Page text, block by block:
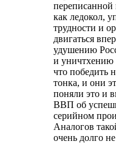
переписанной
как ледокол,
трудности и
двигаться
удушению
и уничтхению
что победить
тонка, и они
поняли это и
ВВП об
серийном
Аналогов
очень долго